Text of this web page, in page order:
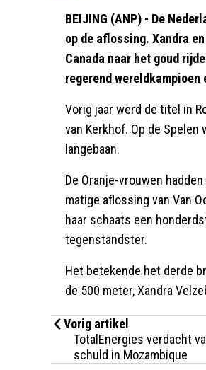
BEIJING (ANP) - De
op de aflossing. Xandra
Canada naar het goud
regerend
Vorig jaar werd de titel in
van Kerkhof. Op de
langebaan.
De Oranje-vrouwen
matige aflossing van Van
haar schaats een
tegenstandster.
Het betekende het derde
de 500 meter, Xandra
Vorig artikel
TotalEnergies verdacht
schuld in Mozambique